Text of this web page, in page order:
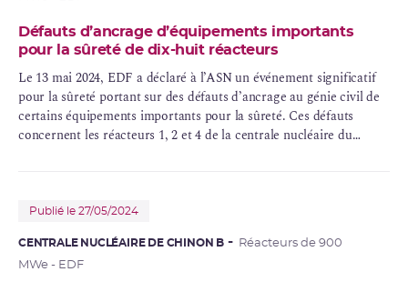
Défauts d’ancrage d’équipements importants
pour la sûreté de dix-huit réacteurs
Le 13 mai 2024, EDF a déclaré à l’ASN un événement significatif
pour la sûreté portant sur des défauts d’ancrage au génie civil de
certains équipements importants pour la sûreté. Ces défauts
concernent les réacteurs 1, 2 et 4 de la centrale nucléaire du
centrale nucléaire du Tricastin, 1 et 2 de la centrale nucléaire de
Publié le 27/05/2024
CENTRALE NUCLÉAIRE DE CHINON B
Réacteurs de 900
MWe - EDF